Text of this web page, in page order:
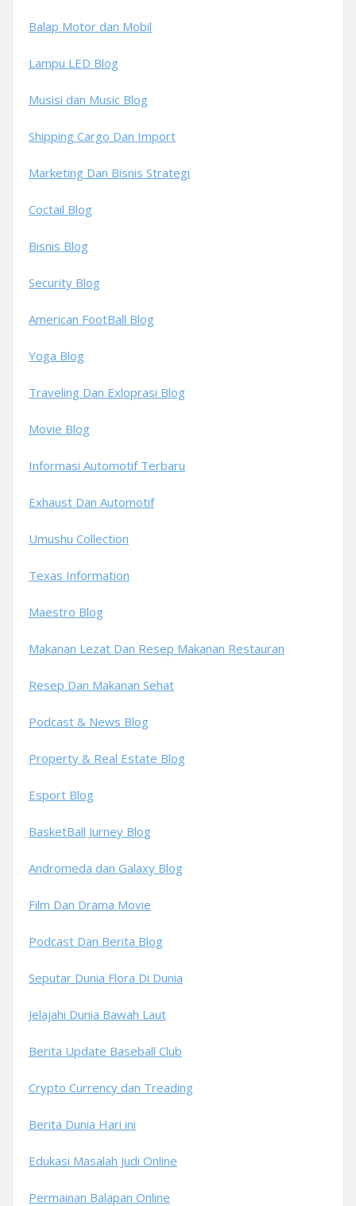
Balap Motor dan Mobil
Lampu LED Blog
Musisi dan Music Blog
Shipping Cargo Dan Import
Marketing Dan Bisnis Strategi
Coctail Blog
Bisnis Blog
Security Blog
American FootBall Blog
Yoga Blog
Traveling Dan Exloprasi Blog
Movie Blog
Informasi Automotif Terbaru
Exhaust Dan Automotif
Umushu Collection
Texas Information
Maestro Blog
Makanan Lezat Dan Resep Makanan Restauran
Resep Dan Makanan Sehat
Podcast & News Blog
Property & Real Estate Blog
Esport Blog
BasketBall Jurney Blog
Andromeda dan Galaxy Blog
Film Dan Drama Movie
Podcast Dan Berita Blog
Seputar Dunia Flora Di Dunia
Jelajahi Dunia Bawah Laut
Berita Update Baseball Club
Crypto Currency dan Treading
Berita Dunia Hari ini
Edukasi Masalah Judi Online
Permainan Balapan Online